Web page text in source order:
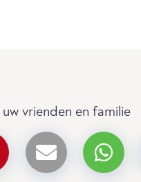
vrienden en familie